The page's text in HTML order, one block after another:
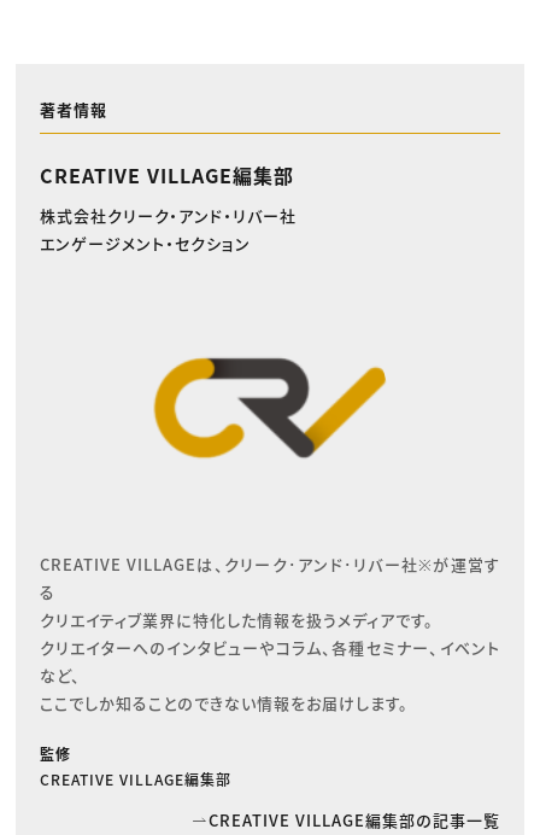
著者情報
CREATIVE VILLAGE編集部
株式会社クリーク・アンド・リバー社
エンゲージメント・セクション
CREATIVE VILLAGEは、クリーク･アンド･リバー社※が運営す
る
クリエイティブ業界に特化した情報を扱うメディアです。
クリエイターへのインタビューやコラム、各種セミナー、イベント
など、
ここでしか知ることのできない情報をお届けします。
監修
CREATIVE VILLAGE編集部
CREATIVE VILLAGE編集部の記事一覧